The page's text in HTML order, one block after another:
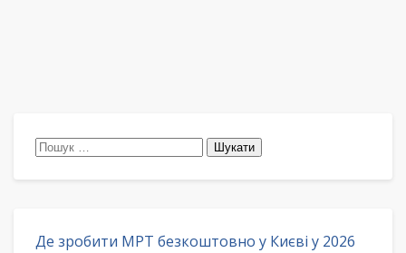
Пошук:
Де зробити МРТ безкоштовно у Києві у 2026